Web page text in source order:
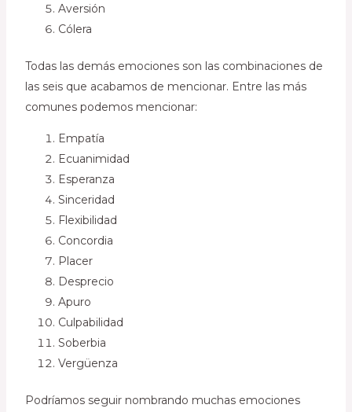
Aversión
Cólera
Todas las demás emociones son las combinaciones de
las seis que acabamos de mencionar. Entre las más
comunes podemos mencionar:
Empatía
Ecuanimidad
Esperanza
Sinceridad
Flexibilidad
Concordia
Placer
Desprecio
Apuro
Culpabilidad
Soberbia
Vergüenza
Podríamos seguir nombrando muchas emociones